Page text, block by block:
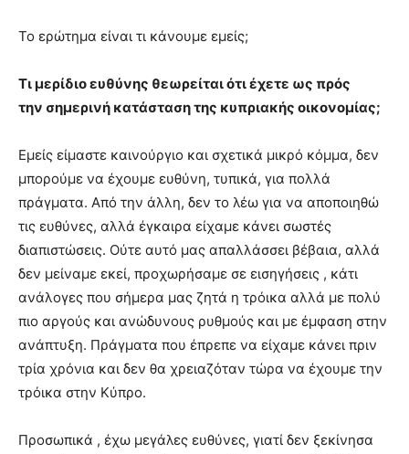
Το ερώτημα είναι τι κάνουμε εμείς;
Τι μερίδιο ευθύνης θεωρείται ότι έχετε ως πρός
την σημερινή κατάσταση της κυπριακής οικονομίας;
Εμείς είμαστε καινούργιο και σχετικά μικρό κόμμα, δεν
μπορούμε να έχουμε ευθύνη, τυπικά, για πολλά
πράγματα. Από την άλλη, δεν το λέω για να αποποιηθώ
τις ευθύνες, αλλά έγκαιρα είχαμε κάνει σωστές
διαπιστώσεις. Ούτε αυτό μας απαλλάσσει βέβαια, αλλά
δεν μείναμε εκεί, προχωρήσαμε σε εισηγήσεις , κάτι
ανάλογες που σήμερα μας ζητά η τρόικα αλλά με πολύ
πιο αργούς και ανώδυνους ρυθμούς και με έμφαση στην
ανάπτυξη. Πράγματα που έπρεπε να είχαμε κάνει πριν
τρία χρόνια και δεν θα χρειαζόταν τώρα να έχουμε την
τρόικα στην Κύπρο.
Προσωπικά , έχω μεγάλες ευθύνες, γιατί δεν ξεκίνησα